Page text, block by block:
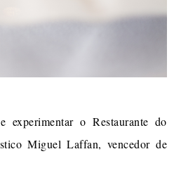
experimentar o Restaurante do
Miguel Laffan, vencedor de